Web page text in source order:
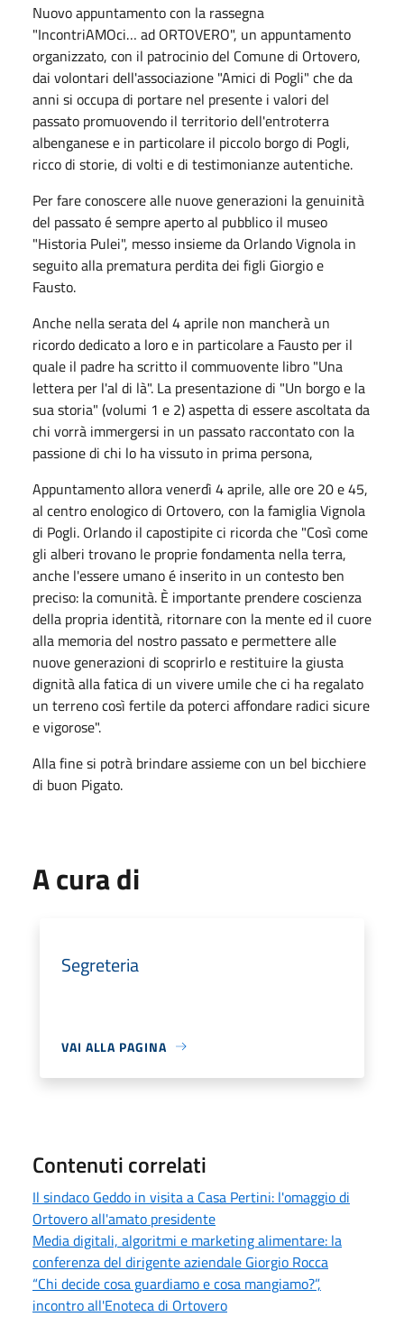
Nuovo appuntamento con la rassegna
"IncontriAMOci… ad ORTOVERO", un appuntamento
organizzato, con il patrocinio del Comune di Ortovero,
dai volontari dell'associazione "Amici di Pogli" che da
anni si occupa di portare nel presente i valori del
passato promuovendo il territorio dell'entroterra
albenganese e in particolare il piccolo borgo di Pogli,
ricco di storie, di volti e di testimonianze autentiche.
Per fare conoscere alle nuove generazioni la genuinità
del passato é sempre aperto al pubblico il museo
"Historia Pulei", messo insieme da Orlando Vignola in
seguito alla prematura perdita dei figli Giorgio e
Fausto.
Anche nella serata del 4 aprile non mancherà un
ricordo dedicato a loro e in particolare a Fausto per il
quale il padre ha scritto il commuovente libro "Una
lettera per l'al di là". La presentazione di "Un borgo e la
sua storia" (volumi 1 e 2) aspetta di essere ascoltata da
chi vorrà immergersi in un passato raccontato con la
passione di chi lo ha vissuto in prima persona,
Appuntamento allora venerdì 4 aprile, alle ore 20 e 45,
al centro enologico di Ortovero, con la famiglia Vignola
di Pogli. Orlando il capostipite ci ricorda che "Così come
gli alberi trovano le proprie fondamenta nella terra,
anche l'essere umano é inserito in un contesto ben
preciso: la comunità. È importante prendere coscienza
della propria identità, ritornare con la mente ed il cuore
alla memoria del nostro passato e permettere alle
nuove generazioni di scoprirlo e restituire la giusta
dignità alla fatica di un vivere umile che ci ha regalato
un terreno così fertile da poterci affondare radici sicure
e vigorose".
Alla fine si potrà brindare assieme con un bel bicchiere
di buon Pigato.
A cura di
Segreteria
VAI ALLA PAGINA
Contenuti correlati
Il sindaco Geddo in visita a Casa Pertini: l'omaggio di
Ortovero all'amato presidente
Media digitali, algoritmi e marketing alimentare: la
conferenza del dirigente aziendale Giorgio Rocca
“Chi decide cosa guardiamo e cosa mangiamo?”,
incontro all'Enoteca di Ortovero